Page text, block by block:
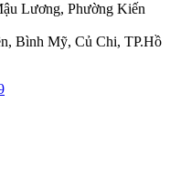
Lương, Phường Kiến
Bình Mỹ, Củ Chi, TP.Hồ